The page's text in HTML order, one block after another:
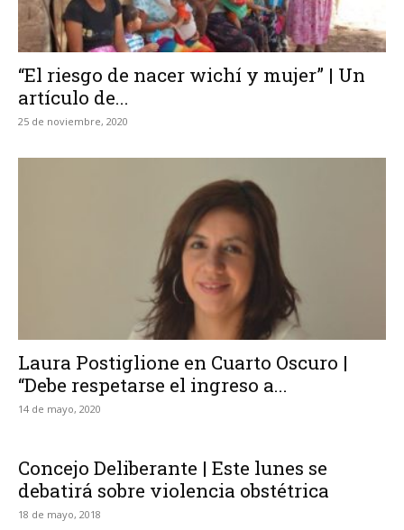
“El riesgo de nacer wichí y mujer” | Un
artículo de...
25 de noviembre, 2020
Laura Postiglione en Cuarto Oscuro |
“Debe respetarse el ingreso a...
14 de mayo, 2020
Concejo Deliberante | Este lunes se
debatirá sobre violencia obstétrica
18 de mayo, 2018